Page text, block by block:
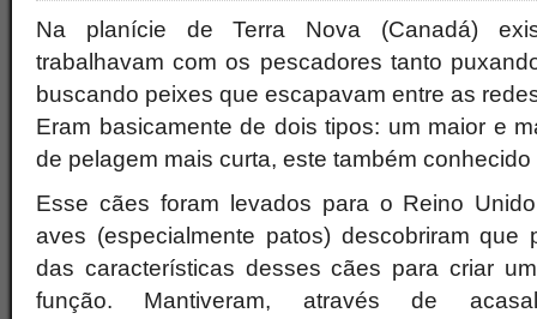
Na planície de Terra Nova (Canadá)
trabalhavam com os pescadores tanto
buscando peixes que escapavam entre as
Eram basicamente de dois tipos: um maior e
de pelagem mais curta, este também
Esse cães foram levados para o Reino
aves (especialmente patos) descobriram que
das características desses cães para criar
função. Mantiveram, através de